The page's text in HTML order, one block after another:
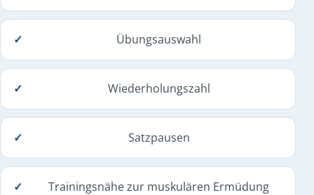
Übungsauswahl
Wiederholungszahl
Satzpausen
Trainingsnähe zur muskulären Ermüdung